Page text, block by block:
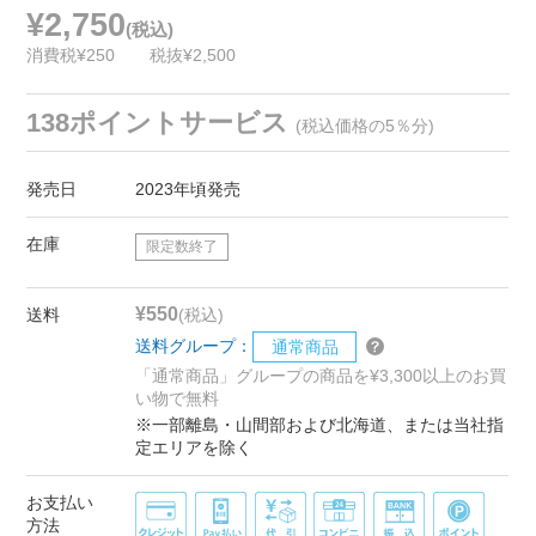
¥2,750(税込)
消費税¥250 税抜¥2,500
138ポイントサービス (税込価格の5％分)
発売日 2023年頃発売
在庫 限定数終了
送料 ¥550(税込)
送料グループ：
通常商品
「通常商品」グループの商品を¥3,300以上のお買
い物で無料
※一部離島・山間部および北海道、または当社指
定エリアを除く
お支払い
方法